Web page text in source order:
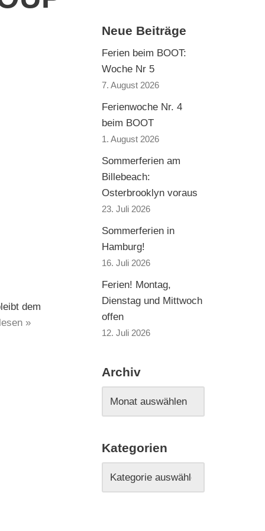
dem
»
Neue Beiträge
Ferien beim BOOT:
Woche Nr 5
7. August 2026
Ferienwoche Nr. 4
beim BOOT
1. August 2026
Sommerferien am
Billebeach:
Osterbrooklyn voraus
23. Juli 2026
Sommerferien in
Hamburg!
16. Juli 2026
Ferien! Montag,
Dienstag und Mittwoch
offen
12. Juli 2026
Archiv
Kategorien